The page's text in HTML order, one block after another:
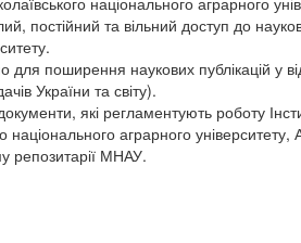
постійний та вільний доступ до
для поширення наукових публікацій у
України та світу).
які регламентують роботу
національного аграрного
репозитарії МНАУ.